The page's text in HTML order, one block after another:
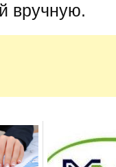
вручную.